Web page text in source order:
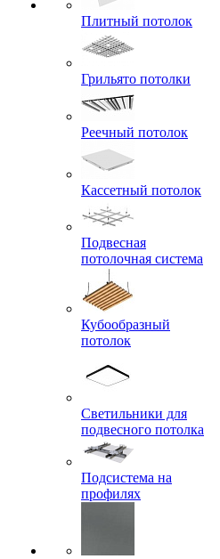
Плитный потолок
Грильято потолки
Реечный потолок
Кассетный потолок
Подвесная
потолочная система
Кубообразный
потолок
Светильники для
подвесного потолка
Подсистема на
профилях